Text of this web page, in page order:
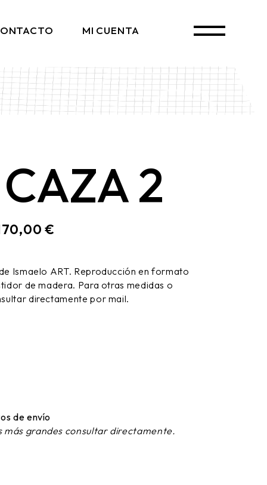
MI CUENTA
2
€
Ismaelo ART. Reproducción en formato
de madera. Para otras medidas o
directamente por mail.
de envío
más grandes consultar directamente.